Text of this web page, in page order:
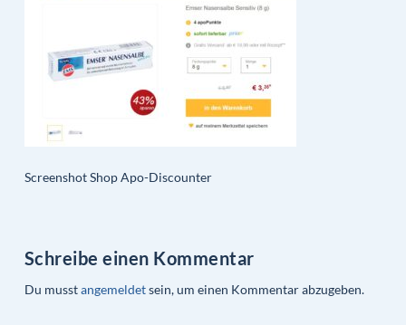
Screenshot Shop Apo-Discounter
Schreibe einen Kommentar
Du musstangemeldetsein, um einen Kommentar abzugeben.